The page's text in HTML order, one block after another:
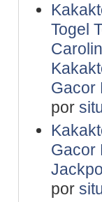
Togel
Gacor
por
Gacor
por